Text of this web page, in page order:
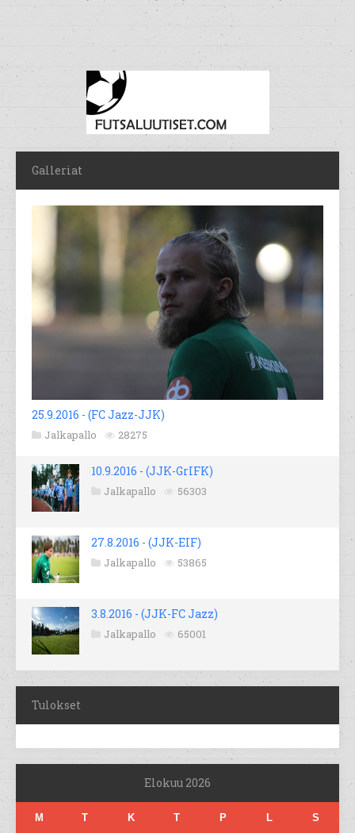
Galleriat
25.9.2016 - (FC Jazz-JJK)
Jalkapallo 28275
10.9.2016 - (JJK-GrIFK)
Jalkapallo 56303
27.8.2016 - (JJK-EIF)
Jalkapallo 53865
3.8.2016 - (JJK-FC Jazz)
Jalkapallo 65001
Tulokset
Elokuu 2026
M T K T P L S